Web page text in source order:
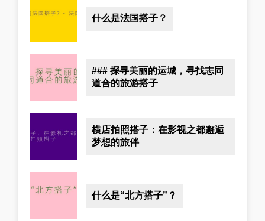
什么是法国搭子？
### 探寻美丽的运城，寻找志同
道合的旅游搭子
横店拍照搭子：在影视之都邂逅
梦想的旅伴
什么是“北方搭子”？